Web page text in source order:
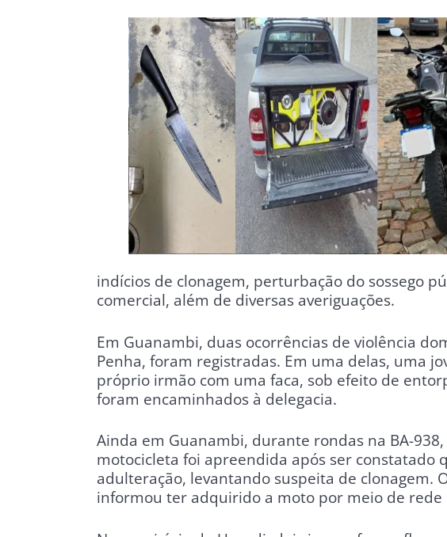
indícios de clonagem, perturbação do sossego
comercial, além de diversas averiguações.
Em Guanambi, duas ocorrências de violência
Penha, foram registradas. Em uma delas, uma
próprio irmão com uma faca, sob efeito de
foram encaminhados à delegacia.
Ainda em Guanambi, durante rondas na BA-
motocicleta foi apreendida após ser constatado
adulteração, levantando suspeita de clonagem.
informou ter adquirido a moto por meio de rede